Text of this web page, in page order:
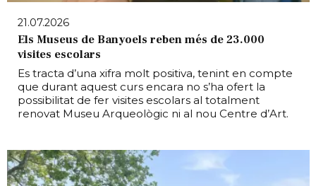
21.07.2026
Els Museus de Banyoels reben més de 23.000
visites escolars
Es tracta d’una xifra molt positiva, tenint en compte
que durant aquest curs encara no s’ha ofert la
possibilitat de fer visites escolars al totalment
renovat Museu Arqueològic ni al nou Centre d’Art.